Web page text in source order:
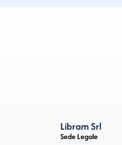
Libram Srl
Sede Legale